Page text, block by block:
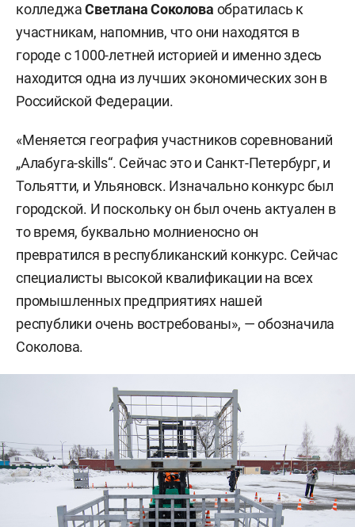
колледжаСветлана Соколова обратилась к
участникам, напомнив, что они находятся в
городе с 1000-летней историей и именно здесь
находится одна из лучших экономических зон в
Российской Федерации.
«Меняется география участников соревнований
„Алабуга-skills“. Сейчас это и Санкт-Петербург, и
Тольятти, и Ульяновск. Изначально конкурс был
городской. И поскольку он был очень актуален в
то время, буквально молниеносно он
превратился в республиканский конкурс. Сейчас
специалисты высокой квалификации на всех
промышленных предприятиях нашей
республики очень востребованы», — обозначила
Соколова.